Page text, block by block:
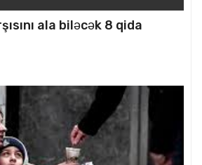
ala biləcək 8 qida